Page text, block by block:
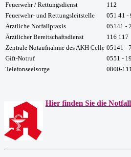
Feuerwehr / Rettungsdienst
112
Feuerwehr- und Rettungsleitstelle
051 41 -
Ärztliche Notfallpraxis
05141 -
Ärztlicher Bereitschaftsdienst
116 117
Zentrale Notaufnahme des AKH Celle 05141 -
Gift-Notruf
0551 -
Telefonseelsorge
0800-
Hier finden Sie die